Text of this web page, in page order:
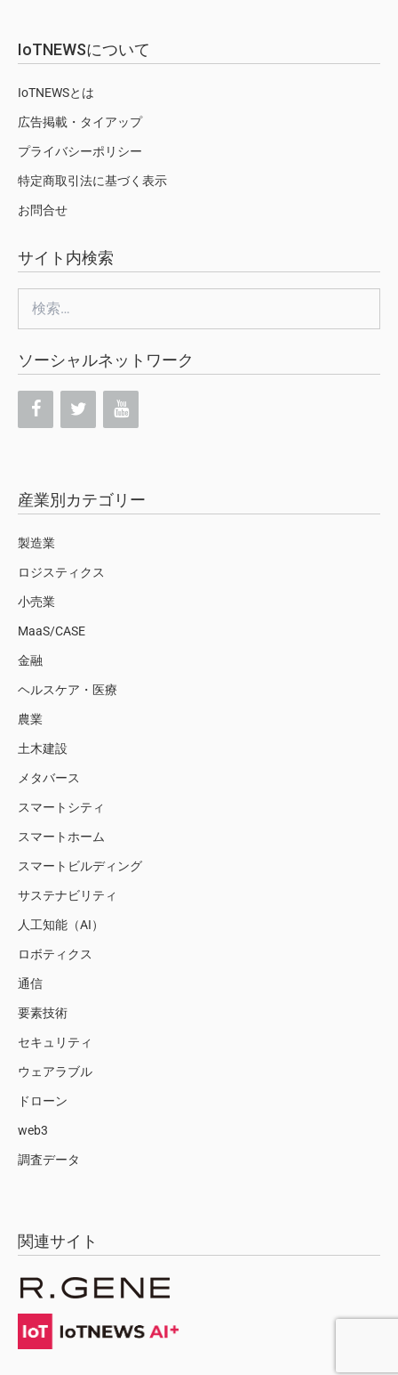
IoTNEWSについて
IoTNEWSとは
広告掲載・タイアップ
プライバシーポリシー
特定商取引法に基づく表示
お問合せ
サイト内検索
索:
ソーシャルネットワーク
産業別カテゴリー
製造業
ロジスティクス
小売業
MaaS/CASE
金融
ヘルスケア・医療
農業
土木建設
メタバース
スマートシティ
スマートホーム
スマートビルディング
サステナビリティ
人工知能（AI）
ロボティクス
通信
要素技術
セキュリティ
ウェアラブル
ドローン
web3
調査データ
関連サイト